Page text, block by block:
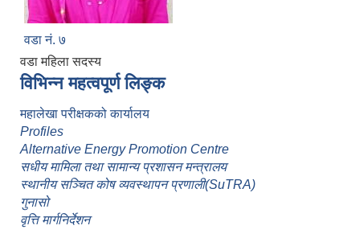
वडा नं. ७
वडा महिला सदस्य
विभिन्न महत्वपूर्ण लिङ्क
महालेखा परीक्षकको कार्यालय
Profiles
Alternative Energy Promotion Centre
सधीय मामिला तथा सामान्य प्रशासन मन्त्रालय
स्थानीय सञ्चित कोष व्यवस्थापन प्रणाली(SuTRA)
गुनासो
वृत्ति मार्गनिर्देशन